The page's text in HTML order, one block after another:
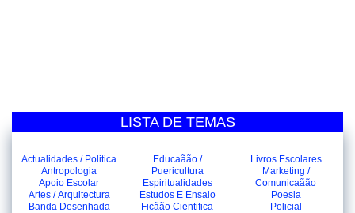
LISTA DE TEMAS
Actualidades / Politica
Antropologia
Apoio Escolar
Artes / Arquitectura
Banda Desenhada
Educaãão /
Puericultura
Espiritualidades
Estudos E Ensaio
Ficãão Cientifica
Livros Escolares
Marketing /
Comunicaãão
Poesia
Policial